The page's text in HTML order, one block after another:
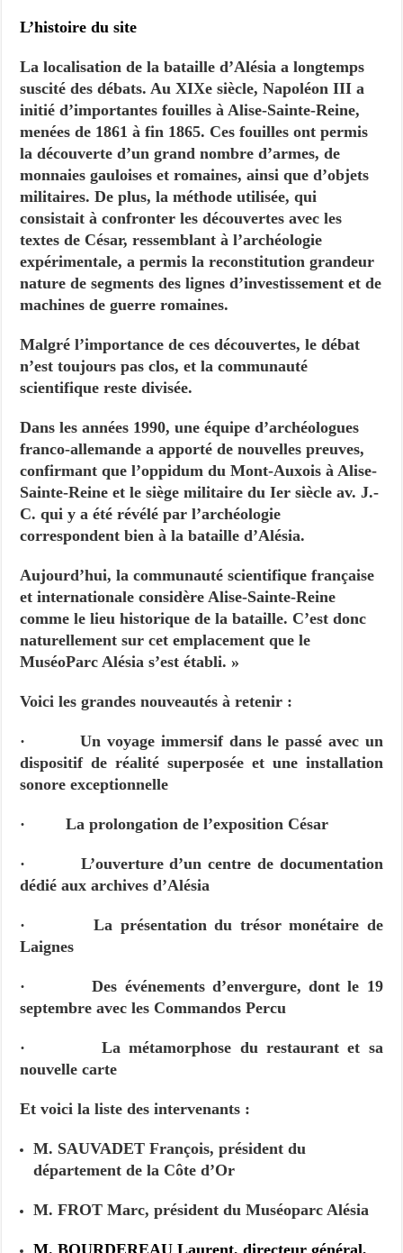
L’histoire du site
La localisation de la bataille d’Alésia a longtemps
suscité des débats. Au XIXe siècle, Napoléon III a
initié d’importantes fouilles à Alise-Sainte-Reine,
menées de 1861 à fin 1865. Ces fouilles ont permis
la découverte d’un grand nombre d’armes, de
monnaies gauloises et romaines, ainsi que d’objets
militaires. De plus, la méthode utilisée, qui
consistait à confronter les découvertes avec les
textes de César, ressemblant à l’archéologie
expérimentale, a permis la reconstitution grandeur
nature de segments des lignes d’investissement et de
machines de guerre romaines.
Malgré l’importance de ces découvertes, le débat
n’est toujours pas clos, et la communauté
scientifique reste divisée.
Dans les années 1990, une équipe d’archéologues
franco-allemande a apporté de nouvelles preuves,
confirmant que l’oppidum du Mont-Auxois à Alise-
Sainte-Reine et le siège militaire du Ier siècle av. J.-
C. qui y a été révélé par l’archéologie
correspondent bien à la bataille d’Alésia.
Aujourd’hui, la communauté scientifique française
et internationale considère Alise-Sainte-Reine
comme le lieu historique de la bataille. C’est donc
naturellement sur cet emplacement que le
MuséoParc Alésia s’est établi. »
Voici les grandes nouveautés à retenir :
· Un voyage immersif dans le passé avec un
dispositif de réalité superposée et une installation
sonore exceptionnelle
· La prolongation de l’exposition César
· L’ouverture d’un centre de documentation
dédié aux archives d’Alésia
· La présentation du trésor monétaire de
Laignes
· Des événements d’envergure, dont le 19
septembre avec les Commandos Percu
· La métamorphose du restaurant et sa
nouvelle carte
Et voici la liste des intervenants :
M. SAUVADET François, président du
département de la Côte d’Or
M. FROT Marc, président du Muséoparc Alésia